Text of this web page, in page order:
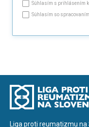
Súhlasím s prihlásením
Súhlasím so
Liga proti reumatizmu na